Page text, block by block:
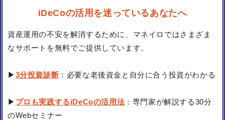
iDeCoの活用を迷っているあなたへ
資産運用の不安を解消するために、マネイロではさまざま
なサポートを無料でご提供しています。
▶ 3分投資診断：必要な老後資金と自分に合う投資がわかる
▶ プロも実践するiDeCoの活用法：専門家が解説する30分
のWebセミナー